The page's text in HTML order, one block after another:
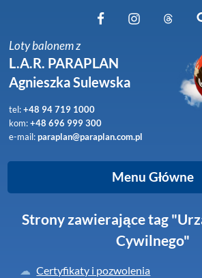
Obserwuj nas
Loty balonem z
L.A.R. PARAPLAN
Agnieszka Sulewska
tel:+48 94 719 1000
kom:+48 696 999 300
e-mail:paraplan@paraplan.com.pl
Menu Główne
Strony zawierające tag
Cywilnego"
Certyfikaty i pozwolenia